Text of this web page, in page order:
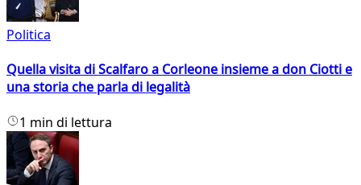
Politica
Quella visita di Scalfaro a Corleone insieme a don Ciotti e
una storia che parla di legalità
1 min di lettura